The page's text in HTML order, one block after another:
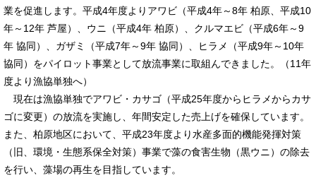
業を促進します。平成4年度よりアワビ（平成4年～8年 柏原、平成10
年～12年 芦屋）、ウニ（平成4年 柏原）、クルマエビ（平成6年～9
年 協同）、ガザミ（平成7年～9年 協同）、ヒラメ（平成9年～10年
協同）をパイロット事業として放流事業に取組んできました。（11年
度より漁協単独へ）
現在は漁協単独でアワビ・カサゴ（平成25年度からヒラメからカサ
ゴに変更）の放流を実施し、年間安定した売上げを確保しています。
また、柏原地区において、平成23年度より水産多面的機能発揮対策
（旧、環境・生態系保全対策）事業で藻の食害生物（黒ウニ）の除去
を行い、藻場の再生を目指しています。